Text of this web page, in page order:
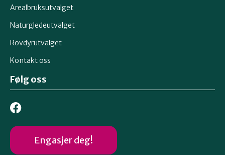
Arealbruksutvalget
Naturgledeutvalget
Rovdyrutvalget
Kontakt oss
Følg oss
Engasjer deg!